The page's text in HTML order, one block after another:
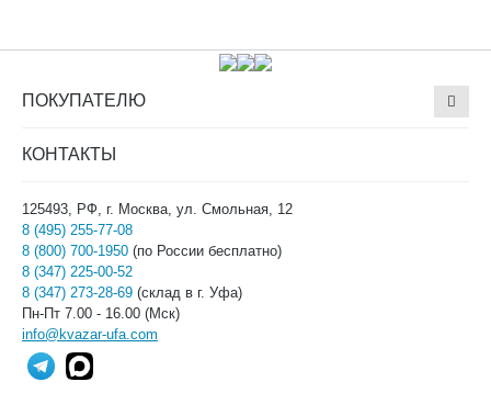
ПОКУПАТЕЛЮ
КОНТАКТЫ
125493, РФ, г. Москва, ул. Смольная, 12
8 (495) 255-77-08
8 (800) 700-1950 (по России бесплатно)
8 (347) 225-00-52
8 (347) 273-28-69 (склад в г. Уфа)
Пн-Пт 7.00 - 16.00 (Мск)
info@kvazar-ufa.com